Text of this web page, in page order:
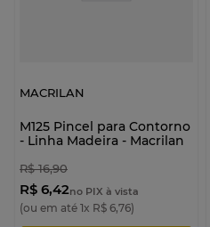
MACRILAN
M125 Pincel para Contorno
- Linha Madeira - Macrilan
R$ 16,90
R$ 6,42no PIX à vista
(ou em até 1x R$ 6,76)